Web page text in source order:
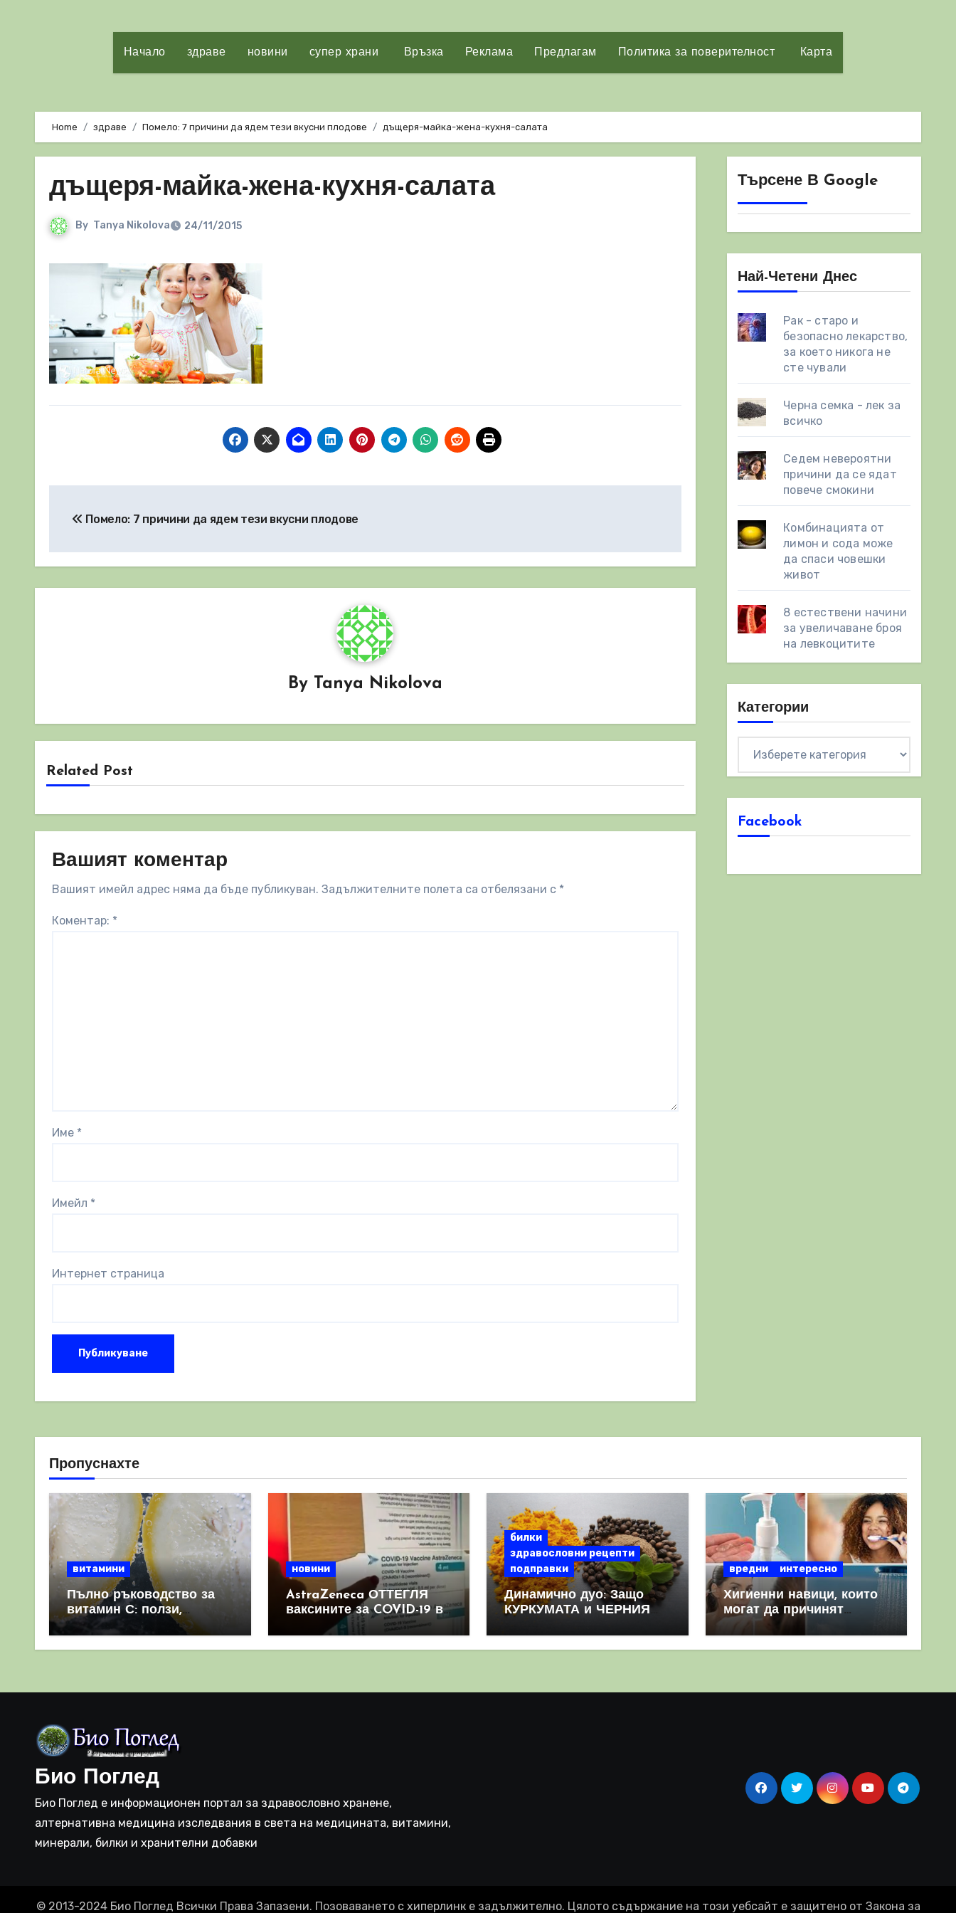
Начало здраве новини супер храни Връзка Реклама Предлагам Политика за поверителност Карта
Home здраве Помело: 7 причини да ядем тези вкусни плодове дъщеря-майка-жена-кухня-салата
дъщеря-майка-жена-кухня-салата
By Tanya Nikolova 24/11/2015
Помело: 7 причини да ядем тези вкусни плодове
By Tanya Nikolova
Related Post
Вашият коментар
Вашият имейл адрес няма да бъде публикуван. Задължителните полета са отбелязани с *
Коментар: *
Име *
Имейл *
Интернет страница
Търсене В Google
Най-Четени Днес
Рак - старо и
безопасно лекарство,
за което никога не
сте чували
Черна семка - лек за
всичко
Седем невероятни
причини да се ядат
повече смокини
Комбинацията от
лимон и сода може
да спаси човешки
живот
8 eстествени начини
за увеличаване броя
на левкоцитите
Категории
Facebook
Пропуснахте
витамини
Пълно ръководство за
витамин С: ползи,
източници и защо е
важен за имунната
новини
AstraZeneca ОТТЕГЛЯ
ваксините за COVID-19 в
световен мащаб, след
като призна, че те
билки
здравословни рецепти
подправки
Динамично дуо: Защо
КУРКУМАТА и ЧЕРНИЯ
комбинация
вредни интересно
Хигиенни навици, които
могат да причинят
повече вреда, отколкото
полза
Био Поглед
Био Поглед е информационен портал за здравословно хранене,
алтернативна медицина изследвания в света на медицината, витамини,
минерали, билки и хранителни добавки
© 2013-2024 Био Поглед Всички Права Запазени. Позоваването с хиперлинк е задължително. Цялото съдържание на този уебсайт е защитено от Закона за